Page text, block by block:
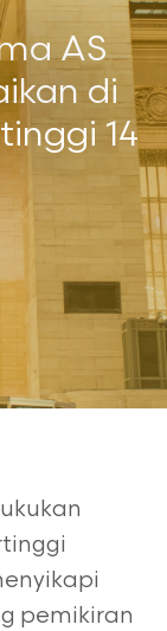
AS
di
14
pemikiran